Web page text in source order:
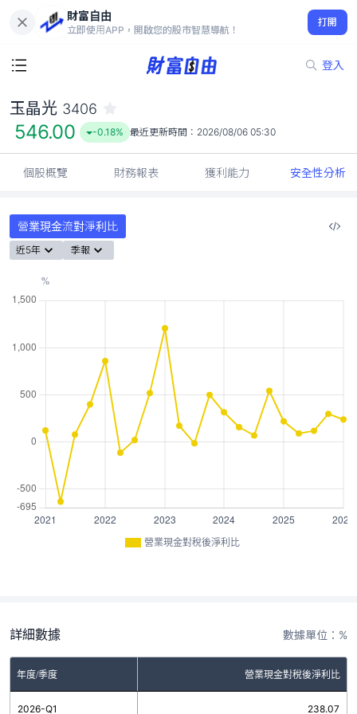
財富自由
立即使用APP，開啟您的股市智慧導航！
打開
登入
546.00
-0.18%
玉晶光 3406
546.00 -0.18% 最近更新時間： 2026/08/06 05:30
個股概覽 財務報表 獲利能力 安全性分析
營業現金流對淨利比
近5年 季報
營業現金對稅後淨利比
詳細數據 數據單位：%
年度/季度 營業現金對稅後淨利比
2026-Q1 238.07